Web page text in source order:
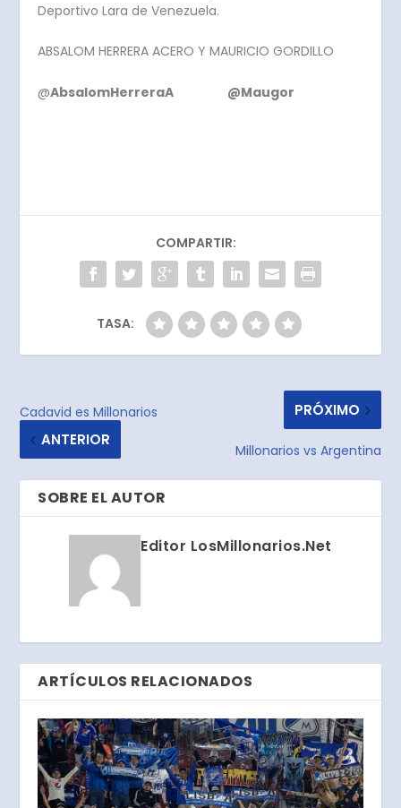
Deportivo Lara de Venezuela.
ABSALOM HERRERA ACERO Y MAURICIO GORDILLO
@AbsalomHerreraA @Maugor
COMPARTIR:
TASA:
Cadavid es Millonarios
ANTERIOR
PRÓXIMO
Millonarios vs Argentina
SOBRE EL AUTOR
Editor LosMillonarios.Net
ARTÍCULOS RELACIONADOS